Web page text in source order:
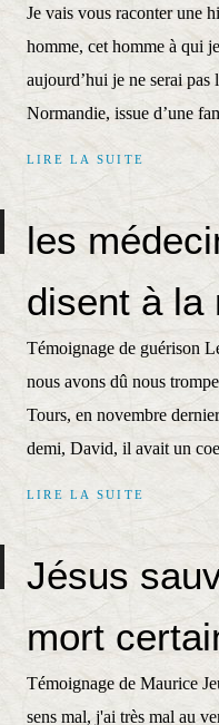
Je vais vous raconter une
homme, cet homme à qui
aujourd’hui je ne serai
Normandie, issue d’une
LIRE LA SUITE
les
disent à la
Témoignage de guérison
nous avons dû nous
Tours, en novembre
demi, David, il avait un
LIRE LA SUITE
Jésus
mort
Témoignage de Maurice
sens mal, j'ai très mal au